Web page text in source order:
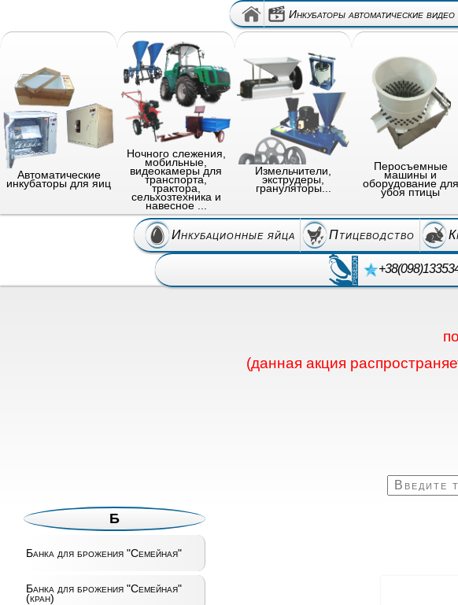
Инкубаторы автоматические видео
Автоматические
инкубаторы для яиц
Ночного слежения,
мобильные,
видеокамеры для
транспорта,
трактора,
сельхозтехника и
навесное ...
Измельчители,
экструдеры,
грануляторы...
Перосъемные
машины и
оборудование для
убоя птицы
Инкубационные яйца Птицеводство
(данная акция
Б
Банка для брожения "Семейная"
Банка для брожения "Семейная"
(кран)